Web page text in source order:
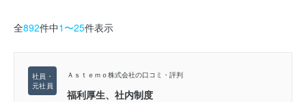
全892件中1〜25件表示
Ａｓｔｅｍｏ株式会社の口コミ・評判
福利厚生、社内制度